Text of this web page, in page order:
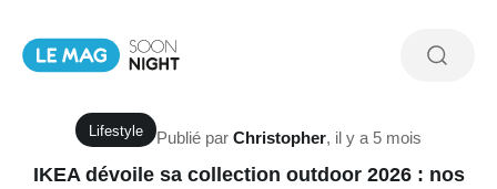
Lifestyle Publié par Christopher, il y a 5 mois
IKEA dévoile sa collection outdoor 2026 : nos